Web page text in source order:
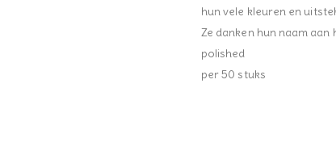
hun vele kleuren en
Ze danken hun naam
polished
per 50 stuks